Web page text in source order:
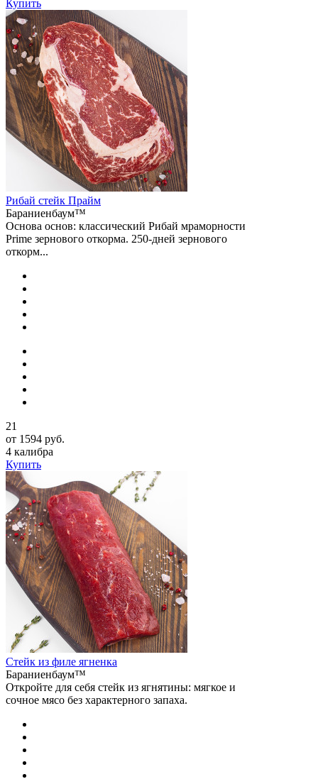
Купить
Рибай cтейк Прайм
Бараниенбаум™
Основа основ: классический Рибай мраморности
Prime зернового откорма. 250-дней зернового
откорм...
21
от 1594 руб.
4 калибра
Купить
Стейк из филе ягненка
Бараниенбаум™
Откройте для себя стейк из ягнятины: мягкое и
сочное мясо без характерного запаха.